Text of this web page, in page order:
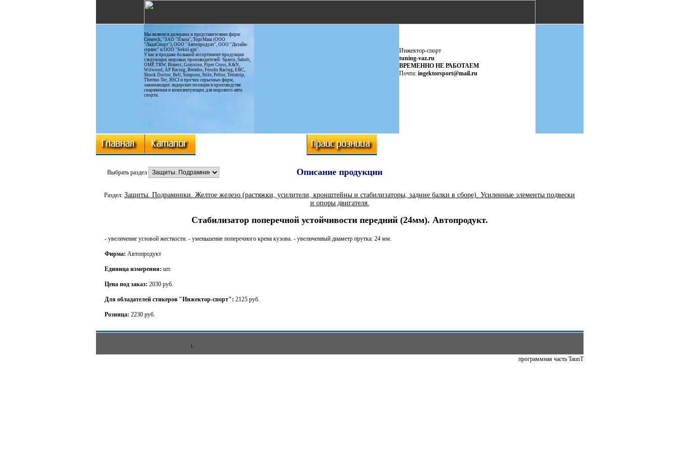
Мы являемся дилерами и представителями фирм:
Сreatech, "ЗАО "Плаза", ТоргМаш (ООО
"ЛадаСпорт"), ООО "Автопродукт", ООО "Дизайн-
сервис" и ООО "Sokol-gm".
У нас в продаже большой ассортимент продукции
следующих мировых производителей: Sparco, Sabelt,
OMP, TRW, Bimecc, Grayston, Piper Cross, K&N,
Wilwood, AP Racing, Brembo, Ferodo Racing, EBC,
Shock Doctor, Bell, Simpson, Stilo, Peltor, Terratrip,
Thermo-Tec, BSCI и прочих серьезных фирм,
занимающих лидерские позиции в производстве
снаряжения и комплектующих для мирового авто
спорта.
Инжектор-спорт
tuning-vaz.ru
ВРЕМЕННО НЕ РАБОТАЕМ
Почта: ingektorsport@mail.ru
Выбрать раздел Описание продукции
Раздел: Защиты. Подрамники. Желтое железо (растяжки, усилители, кронштейны и стабилизаторы, задние балки в сборе). Усиленные элементы подвески
и опоры двигателя.
Стабилизатор поперечной устойчивости передний (24мм). Автопродукт.
- увеличение угловой жесткости. - уменьшение поперечного крена кузова. - увеличенный диаметр прутка: 24 мм.
Фирма: Автопродукт
Единица измерения: шт.
Цена под заказ: 2030 руб.
Для обладателей стикеров "Инжектор-спорт": 2125 руб.
Розница: 2230 руб.
1.
программная часть TaunT